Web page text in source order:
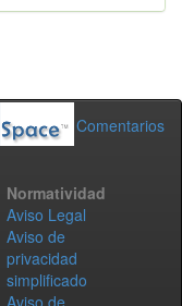
Comentarios
Normatividad
Aviso Legal
Aviso de
privacidad
simplificado
Aviso de